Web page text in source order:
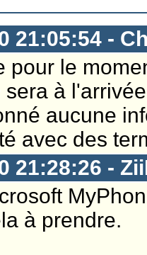
21:05:54 -
pour le
sera à
aucune
avec des
21:28:26 -
à prendre.